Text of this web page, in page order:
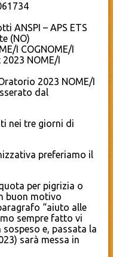
ANSPI – APS ETS
(NO)
I COGNOME/I
NOME/I
2023 NOME/I
dal
nei tre giorni di
preferiamo il
per pigrizia o
buon motivo
“aiuto alle
sempre fatto vi
e, passata la
sarà messa in